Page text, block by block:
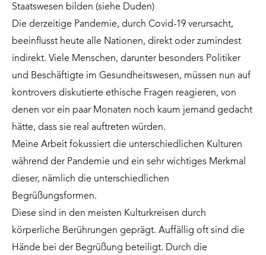
Staatswesen bilden (siehe Duden)
Die derzeitige Pandemie, durch Covid-19 verursacht,
beeinflusst heute alle Nationen, direkt oder zumindest
indirekt. Viele Menschen, darunter besonders Politiker
und Beschäftigte im Gesundheitswesen, müssen nun auf
kontrovers diskutierte ethische Fragen reagieren, von
denen vor ein paar Monaten noch kaum jemand gedacht
hätte, dass sie real auftreten würden.
Meine Arbeit fokussiert die unterschiedlichen Kulturen
während der Pandemie und ein sehr wichtiges Merkmal
dieser, nämlich die unterschiedlichen
Begrüßungsformen.
Diese sind in den meisten Kulturkreisen durch
körperliche Berührungen geprägt. Auffällig oft sind die
Hände bei der Begrüßung beteiligt. Durch die